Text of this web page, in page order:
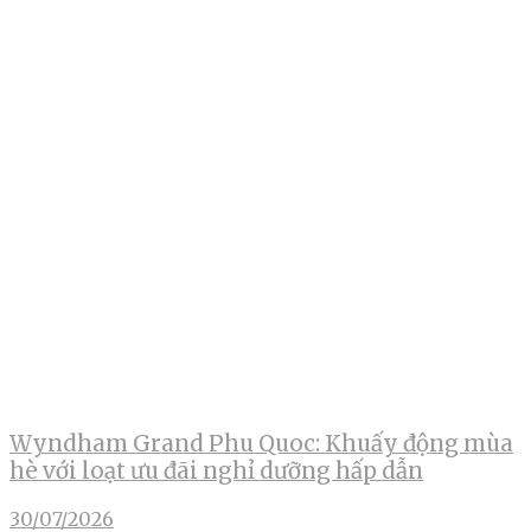
Wyndham Grand Phu Quoc: Khuấy động mùa
hè với loạt ưu đãi nghỉ dưỡng hấp dẫn
30/07/2026